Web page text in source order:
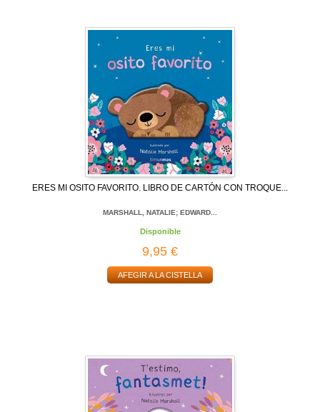
ERES MI OSITO FAVORITO. LIBRO DE CARTÓN CON TROQUE...
MARSHALL, NATALIE; EDWARD...
Disponible
9,95 €
AFEGIR A LA CISTELLA